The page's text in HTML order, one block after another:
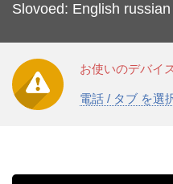
Slovoed: English
お使いのデバイ
電話 / タブ を選